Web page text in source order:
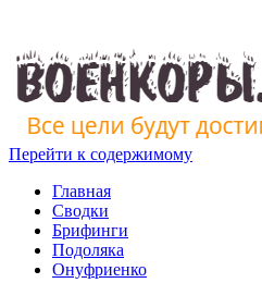
Перейти к содержимому
Главная
Сводки
Брифинги
Подоляка
Онуфриенко